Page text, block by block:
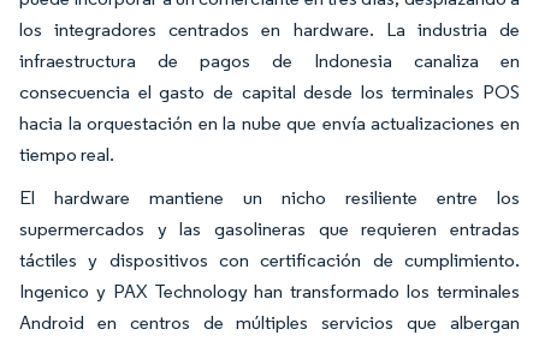
los integradores centrados en hardware. La industria de
infraestructura de pagos de Indonesia canaliza en
consecuencia el gasto de capital desde los terminales POS
hacia la orquestación en la nube que envía actualizaciones en
tiempo real.
El hardware mantiene un nicho resiliente entre los
supermercados y las gasolineras que requieren entradas
táctiles y dispositivos con certificación de cumplimiento.
Ingenico y PAX Technology han transformado los terminales
Android en centros de múltiples servicios que albergan